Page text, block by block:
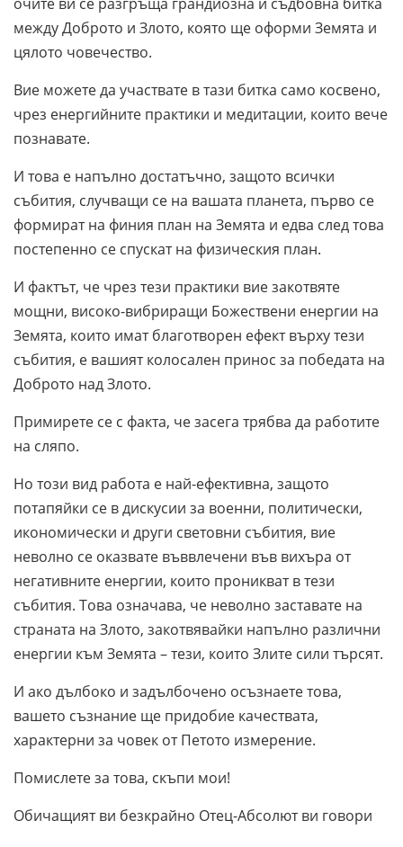
между Доброто и Злото, която ще оформи Земята и
цялото човечество.
Вие можете да участвате в тази битка само косвено,
чрез енергийните практики и медитации, които вече
познавате.
И това е напълно достатъчно, защото всички
събития, случващи се на вашата планета, първо се
формират на финия план на Земята и едва след това
постепенно се спускат на физическия план.
И фактът, че чрез тези практики вие закотвяте
мощни, високо-вибриращи Божествени енергии на
Земята, които имат благотворен ефект върху тези
събития, е вашият колосален принос за победата на
Доброто над Злото.
Примирете се с факта, че засега трябва да работите
на сляпо.
Но този вид работа е най-ефективна, защото
потапяйки се в дискусии за военни, политически,
икономически и други световни събития, вие
неволно се оказвате въввлечени във вихъра от
негативните енергии, които проникват в тези
събития. Това означава, че неволно заставате на
страната на Злото, закотвявайки напълно различни
енергии към Земята – тези, които Злите сили търсят.
И ако дълбоко и задълбочено осъзнаете това,
вашето съзнание ще придобие качествата,
характерни за човек от Петото измерение.
Помислете за това, скъпи мои!
Обичащият ви безкрайно Отец-Абсолют ви говори